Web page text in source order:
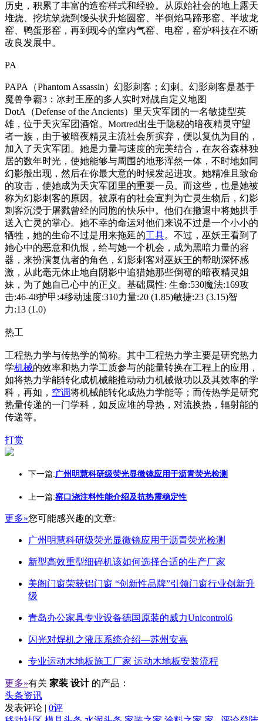
历史，积累了丰富的造窑样式和经验。从原始社会的地上露天
堆烧、挖坑筑烧到馒头状升焰圆窑、半倒焰马蹄形窑、半坡龙
窑、鸭蛋形窑，再到现今的室内气窑、电窑，窑炉科技在不断
改良发展中。
PA
PAPA（Phantom Assassin）幻影刺客；幻刺。幻影刺客是基于
魔兽争霸3：冰封王座的多人实时对战自定义地图
DotA（Defense of the Ancients）里天灾军团的一名敏捷型英
雄，位于天灾军团酒馆。Mortred出生于隐秘的暗夜精灵守望
者一族，由于被暗夜精灵主流社会所摈弃，便以复仇为目的，
加入了天灾军团。她是力量与速度的完美结合，在灰谷森林独
居的数年时光，使她能够与周围的地形浑然一体，不时地如同
幻影般出现，然后在你最大意的时候发起进攻。她精准且致命
的攻击，使她成为天灾军团里的重要一员。而这些，也是她被
称为幻影刺客的原因。被原有的社会宣判为亡灵生物后，幻影
刺客沉浸于屠戮曾经的同胞的快乐中。他们在撤退中将她拱手
送入亡灵的掌心。她不幸的命运对他们来说不过是一个小小的
牺牲，她的生命不过是用来拖延的工具。不过，巫妖王看到了
她心中的恶意和仇恨，给与她一个机会，成为黑暗力量的容
器，来扮演复仇者的角色，幻影刺客对巫妖王的帮助深怀感
激，从此毫无休止地自阴影中追猎她那些倒霉的暗夜精灵姐
妹，为了她自己心中的正义。基础属性: 生命:530魔法:169攻
击:46-48护甲:4移动速度:310力量:20 (1.85)敏捷:23 (3.15)智
力:13 (1.0)
热工
工程热力学与传热学的简称。其中工程热力学主要是研究热力
学机械的效率和热力学工质参与的能量转换在工程上的应用，
如将热力学能转化成机械能推动动力机械做功以及其效率的学
科，再如， 空调将机械能转化成热力学能等；而传热学是研究
热量传递的一门学科，如反应堆的导热，对流换热，辐射能的
传递等。
打赏
下一篇:广州明慧科研级荧光显微镜应用于沥青荧光检测
上一篇:窑口浇注料性能介绍及抗热震稳定性
更多»您可能感兴趣的文章:
广州明慧科研级荧光显微镜应用于沥青荧光检测
新型高效重型细碎机该如何选择合适的生产厂家
美阁门窗荣获铝门窗 “创新性品牌”引领门窗行业创新升
级
青岛办公家具专业设备德国原装的威力Unicontrol6
闪光对焊机之液压系统介绍—苏州安嘉
专业运动木地板施工厂家 运动木地板安装流程
更多»有关 家装 设计 的产品：
头条资讯
发表评论 | 0评